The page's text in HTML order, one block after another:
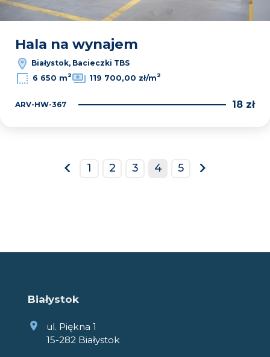
Hala na wynajem
Białystok, Bacieczki TBS
6 650 m2 119 700,00 zł/m2
ARV-HW-367 18 zł
prev
1 2 3 4 5
next
Białystok
ul. Piękna 1
15-282 Białystok